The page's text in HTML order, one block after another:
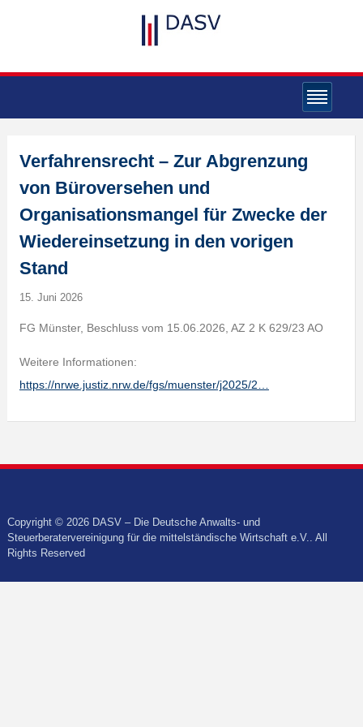
Verfahrensrecht – Zur Abgrenzung
von Büroversehen und
Organisationsmangel für Zwecke der
Wiedereinsetzung in den vorigen
Stand
15. Juni 2026
FG Münster, Beschluss vom 15.06.2026, AZ 2 K 629/23 AO
Weitere Informationen:
https://nrwe.justiz.nrw.de/fgs/muenster/j2025/2…
Copyright © 2026 DASV – Die Deutsche Anwalts- und
Steuerberatervereinigung für die mittelständische Wirtschaft e.V.. All
Rights Reserved